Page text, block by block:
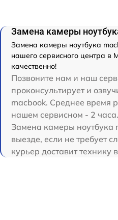
Замена камеры
Замена камеры ноутбука
нашего сервисного центра в
качественно!
Позвоните нам и наш
проконсультирует и
macbook. Среднее время
нашем сервисном - 2 часа.
Замена камеры ноутбука
выезде, если не требует
курьер доставит технику